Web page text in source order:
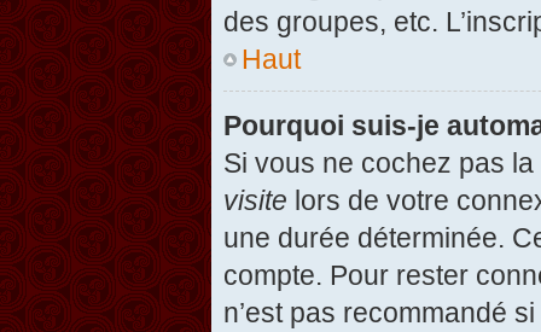
des groupes, etc.
Haut
Pourquoi suis-je
Si vous ne cochez pas
visite lors de votre
une durée déterminée.
compte. Pour rester
n’est pas recommandé